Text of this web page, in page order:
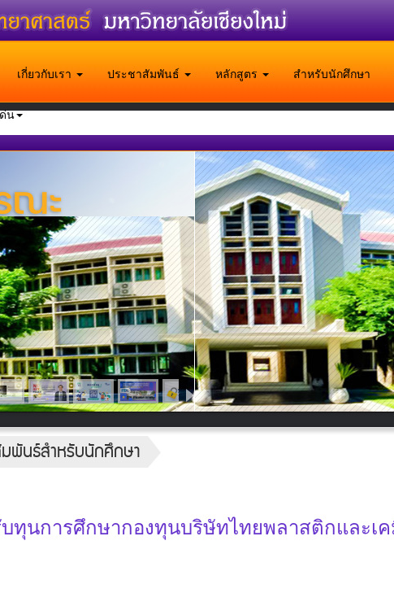
เกี่ยวกับเรา ประชาสัมพันธ์ หลักสูตร สำหรับนักศึกษา
น
มพันธ์สำหรับนักศึกษา
ทุนการศึกษากองทุนบริษัทไทยพลาสติกและ